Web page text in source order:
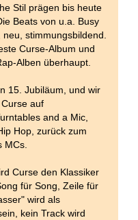
Stil prägen bis heute
Beats von u.a. Busy
stimmungsbildend.
Curse-Album und
Alben überhaupt.
15. Jubiläum, und wir
auf
and a Mic,
Hop, zurück zum
MCs.
Curse den Klassiker
für Song, Zeile für
wird als
kein Track wird